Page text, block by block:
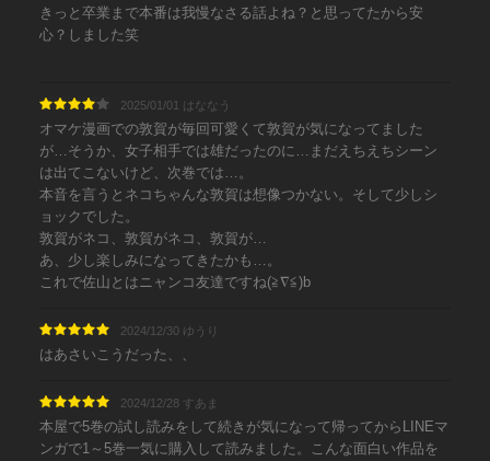
きっと卒業まで本番は我慢なさる話よね？と思ってたから安
心？しました笑
2025/01/01 はななう
オマケ漫画での敦賀が毎回可愛くて敦賀が気になってました
が…そうか、女子相手では雄だったのに…まだえちえちシーン
は出てこないけど、次巻では…。
本音を言うとネコちゃんな敦賀は想像つかない。そして少しシ
ョックでした。
敦賀がネコ、敦賀がネコ、敦賀が…
あ、少し楽しみになってきたかも…。
これで佐山とはニャンコ友達ですね(≧∇≦)b
2024/12/30 ゆうり
はあさいこうだった、、
2024/12/28 すあま
本屋で5巻の試し読みをして続きが気になって帰ってからLINEマ
ンガで1～5巻一気に購入して読みました。こんな面白い作品を